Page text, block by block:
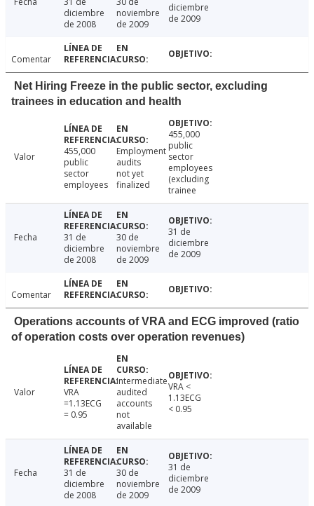
diciembre
de 2008
noviembre
de 2009
diciembre
de 2009
Comentar
Net Hiring Freeze in the public sector, excluding
trainees in education and health
Valor
455,000
public
sector
employees
Employment
audits
not yet
finalized
455,000
public
sector
employees
(excluding
trainee
Fecha
31 de
diciembre
de 2008
30 de
noviembre
de 2009
31 de
diciembre
de 2009
Comentar
Operations accounts of VRA and ECG improved (ratio
of operation costs over operation revenues)
Valor
VRA
=1.13ECG
= 0.95
Intermediate
audited
accounts
not
available
VRA <
1.13ECG
< 0.95
Fecha
31 de
diciembre
de 2008
30 de
noviembre
de 2009
31 de
diciembre
de 2009